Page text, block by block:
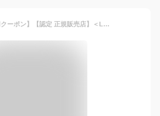
【LINE登録で300円クーポン】【認定 正規販売店】＜LDK 掲載＞カオルデイ オイル ローズブーケ|うねり くせ毛 改善 うねり髪改善 湿気 ブロック ヘアオイル 洗い流さない ギフト さらつや ベタつかない フローラル ヘアオイル 洗い流さない 美容室 ヘアオイル